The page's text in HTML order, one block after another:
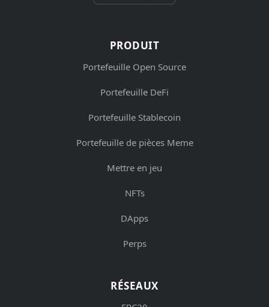
PRODUIT
Portefeuille Open Source
Portefeuille DeFi
Portefeuille Stablecoin
Portefeuille de pièces Meme
Mettre en jeu
NFTs
DApps
Perps
RÉSEAUX